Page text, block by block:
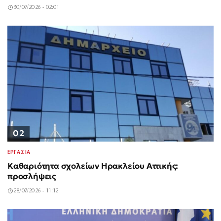
30/07/2026 - 02:01
02
ΕΡΓΑΣΙΑ
Καθαριότητα σχολείων Ηρακλείου Αττικής:
προσλήψεις
28/07/2026 - 11:12